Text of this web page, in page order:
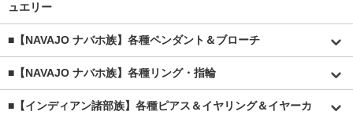
ュエリー
■【NAVAJO ナバホ族】各種ペンダント＆ブローチ
■【NAVAJO ナバホ族】各種リング・指輪
■【インディアン諸部族】各種ピアス＆イヤリング＆イヤーカ